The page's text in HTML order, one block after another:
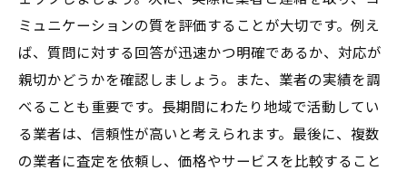
ミュニケーションの質を評価することが大切です。例え
ば、質問に対する回答が迅速かつ明確であるか、対応が
親切かどうかを確認しましょう。また、業者の実績を調
べることも重要です。長期間にわたり地域で活動してい
る業者は、信頼性が高いと考えられます。最後に、複数
の業者に査定を依頼し、価格やサービスを比較すること